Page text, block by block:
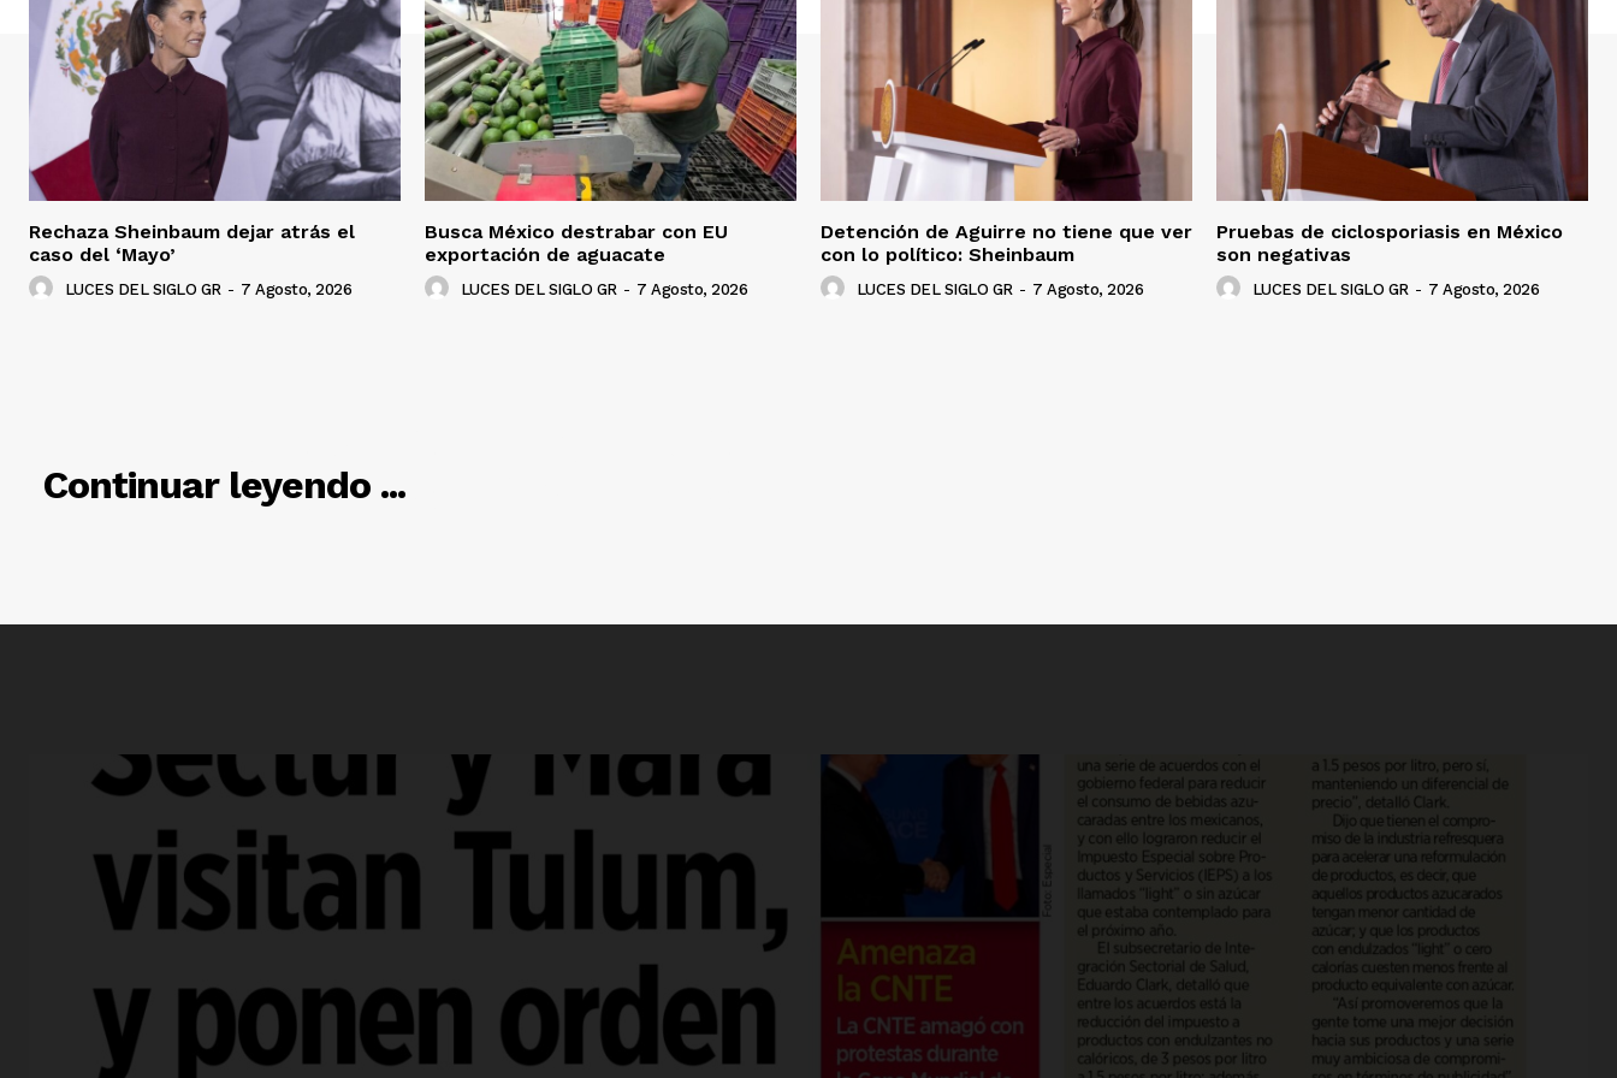
Rechaza Sheinbaum dejar atrás el
caso del ‘Mayo’
LUCES DEL SIGLO GR - 7 Agosto, 2026
Busca México destrabar con EU
exportación de aguacate
LUCES DEL SIGLO GR - 7 Agosto, 2026
Detención de Aguirre no tiene que ver
con lo político: Sheinbaum
LUCES DEL SIGLO GR - 7 Agosto, 2026
Pruebas de ciclosporiasis en México
son negativas
LUCES DEL SIGLO GR - 7 Agosto, 2026
Continuar leyendo ...
RELACIONADO